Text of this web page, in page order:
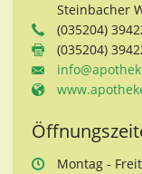
Steinbacher
(035204)
(035204)
Montag - Fr